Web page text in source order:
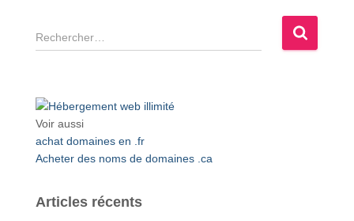
R
e
e
r
h
Voir aussi
achat domaines en .fr
Acheter des noms de domaines .ca
Articles récents